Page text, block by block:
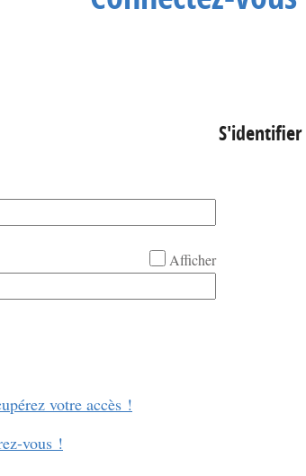
S'identifier
Afficher
votre accès !
vous !